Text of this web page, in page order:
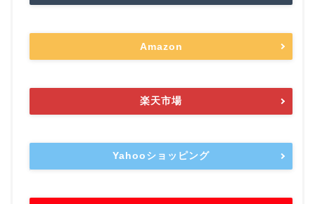
Amazon
楽天市場
Yahooショッピング